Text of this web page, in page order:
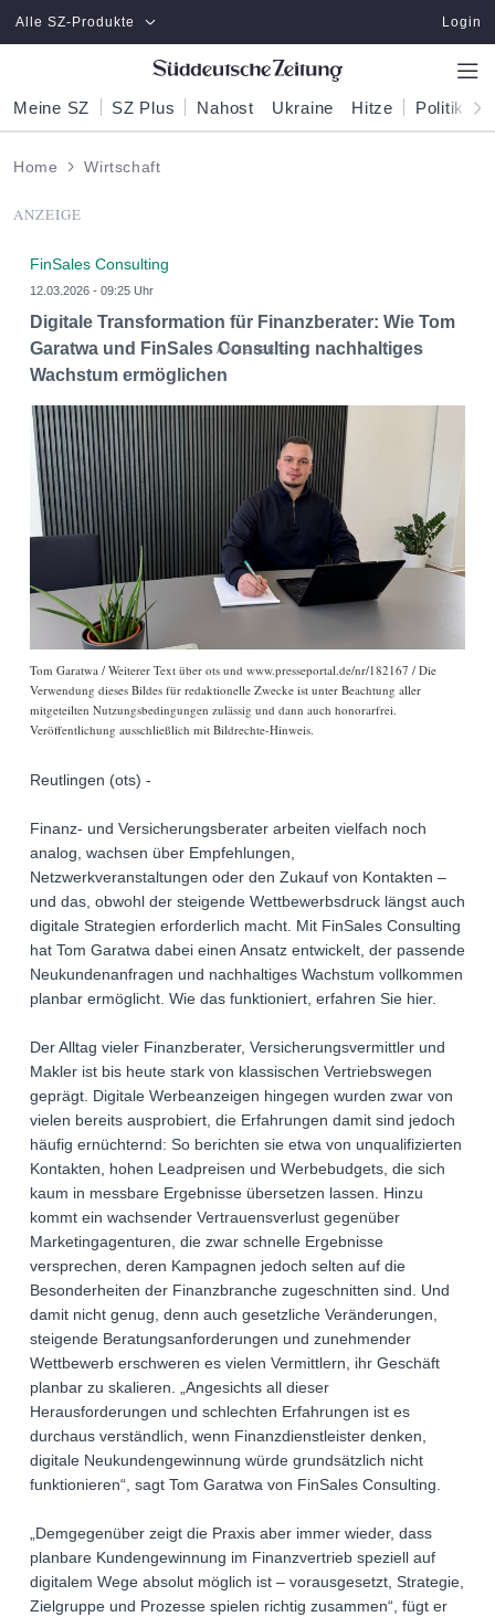
Zum Hauptinhalt springen
Alle SZ-Produkte Login
Meine SZ SZ Plus Nahost Ukraine Hitze Politik
Home Wirtschaft
ANZEIGE
FinSales Consulting
12.03.2026 - 09:25 Uhr
Digitale Transformation für Finanzberater: Wie Tom
Garatwa und FinSales Consulting nachhaltiges
Wachstum ermöglichen
Tom Garatwa / Weiterer Text über ots und www.presseportal.de/nr/182167 / Die
Verwendung dieses Bildes für redaktionelle Zwecke ist unter Beachtung aller
mitgeteilten Nutzungsbedingungen zulässig und dann auch honorarfrei.
Veröffentlichung ausschließlich mit Bildrechte-Hinweis.
Reutlingen (ots) -
Finanz- und Versicherungsberater arbeiten vielfach noch
analog, wachsen über Empfehlungen,
Netzwerkveranstaltungen oder den Zukauf von Kontakten –
und das, obwohl der steigende Wettbewerbsdruck längst auch
digitale Strategien erforderlich macht. Mit FinSales Consulting
hat Tom Garatwa dabei einen Ansatz entwickelt, der passende
Neukundenanfragen und nachhaltiges Wachstum vollkommen
planbar ermöglicht. Wie das funktioniert, erfahren Sie hier.
Der Alltag vieler Finanzberater, Versicherungsvermittler und
Makler ist bis heute stark von klassischen Vertriebswegen
geprägt. Digitale Werbeanzeigen hingegen wurden zwar von
vielen bereits ausprobiert, die Erfahrungen damit sind jedoch
häufig ernüchternd: So berichten sie etwa von unqualifizierten
Kontakten, hohen Leadpreisen und Werbebudgets, die sich
kaum in messbare Ergebnisse übersetzen lassen. Hinzu
kommt ein wachsender Vertrauensverlust gegenüber
Marketingagenturen, die zwar schnelle Ergebnisse
versprechen, deren Kampagnen jedoch selten auf die
Besonderheiten der Finanzbranche zugeschnitten sind. Und
damit nicht genug, denn auch gesetzliche Veränderungen,
steigende Beratungsanforderungen und zunehmender
Wettbewerb erschweren es vielen Vermittlern, ihr Geschäft
planbar zu skalieren. „Angesichts all dieser
Herausforderungen und schlechten Erfahrungen ist es
durchaus verständlich, wenn Finanzdienstleister denken,
digitale Neukundengewinnung würde grundsätzlich nicht
funktionieren“, sagt Tom Garatwa von FinSales Consulting.
„Demgegenüber zeigt die Praxis aber immer wieder, dass
planbare Kundengewinnung im Finanzvertrieb speziell auf
digitalem Wege absolut möglich ist – vorausgesetzt, Strategie,
Zielgruppe und Prozesse spielen richtig zusammen“, fügt er